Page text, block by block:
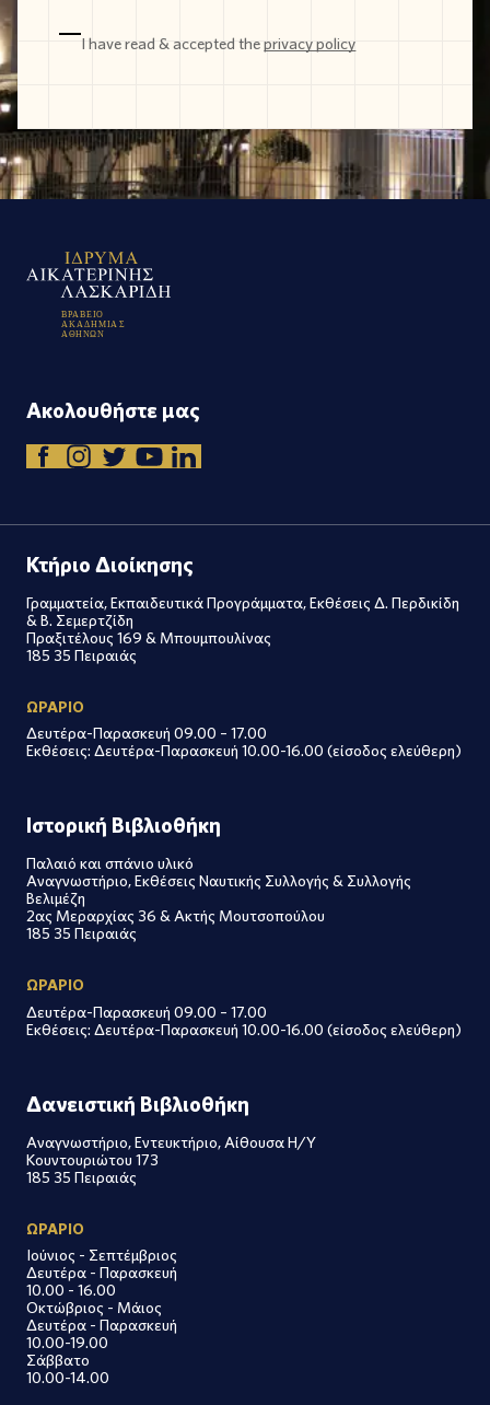
I have read & accepted theprivacy policy
ΒΡΑΒΕΙΟ
ΑΚΑΔΗΜΙΑ Σ
ΑΘΗΝΩΝ
Ακολουθήστε μας
Κτήριο Διοίκησης
Γραμματεία, Εκπαιδευτικά Προγράμματα, Εκθέσεις Δ. Περδικίδη
& Β. Σεμερτζίδη
Πραξιτέλους 169 & Μπουμπουλίνας
185 35 Πειραιάς
ΩΡΑΡΙΟ
Δευτέρα-Παρασκευή 09.00 – 17.00
Εκθέσεις: Δευτέρα-Παρασκευή 10.00-16.00 (είσοδος ελεύθερη)
Ιστορική Βιβλιοθήκη
Παλαιό και σπάνιο υλικό
Αναγνωστήριο, Εκθέσεις Ναυτικής Συλλογής & Συλλογής
Βελιμέζη
2ας Μεραρχίας 36 & Ακτής Μουτσοπούλου
185 35 Πειραιάς
ΩΡΑΡΙΟ
Δευτέρα-Παρασκευή 09.00 – 17.00
Εκθέσεις: Δευτέρα-Παρασκευή 10.00-16.00 (είσοδος ελεύθερη)
Δανειστική Βιβλιοθήκη
Αναγνωστήριο, Εντευκτήριο, Αίθουσα Η/Υ
Κουντουριώτου 173
185 35 Πειραιάς
ΩΡΑΡΙΟ
Ιούνιος - Σεπτέμβριος
Δευτέρα - Παρασκευή
10.00 - 16.00
Οκτώβριος - Μάιος
Δευτέρα - Παρασκευή
10.00-19.00
Σάββατο
10.00-14.00